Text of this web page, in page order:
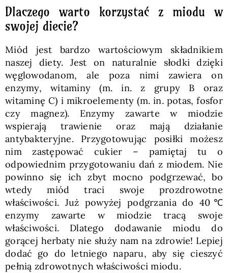
Dlaczego warto korzystać z miodu w
swojej diecie?
Miód jest bardzo wartościowym składnikiem
naszej diety. Jest on naturalnie słodki dzięki
węglowodanom, ale poza nimi zawiera on
enzymy, witaminy (m. in. z grupy B oraz
witaminę C) i mikroelementy (m. in. potas, fosfor
czy magnez). Enzymy zawarte w miodzie
wspierają trawienie oraz mają działanie
antybakteryjne. Przygotowując posiłki możesz
nim zastępować cukier – pamiętaj tu o
odpowiednim przygotowaniu dań z miodem. Nie
powinno się ich zbyt mocno podgrzewać, bo
wtedy miód traci swoje prozdrowotne
właściwości. Już powyżej podgrzania do 40℃
enzymy zawarte w miodzie tracą swoje
właściwości. Dlatego dodawanie miodu do
gorącej herbaty nie służy nam na zdrowie! Lepiej
dodać go do letniego naparu, aby się cieszyć
pełnią zdrowotnych właściwości miodu.